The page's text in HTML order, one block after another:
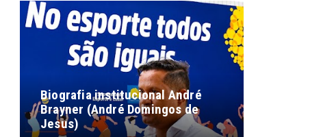
Biografia institucional André
Brayner (André Domingos de
Jesus)